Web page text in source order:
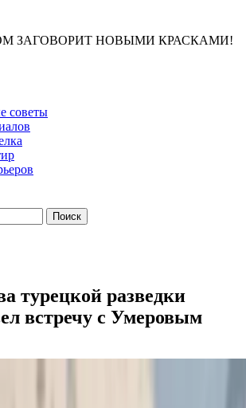
ЗАГОВОРИТ НОВЫМИ КРАСКАМИ!
советы
турецкой разведки
встречу с Умеровым